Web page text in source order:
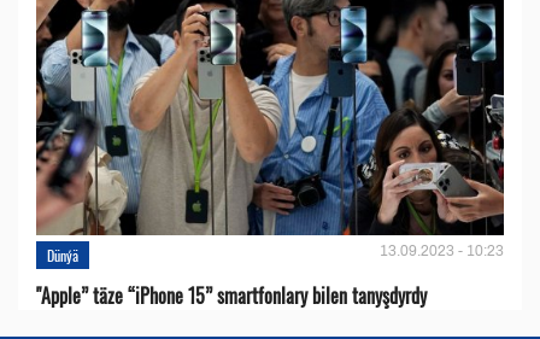
Dünýä 13.09.2023 - 10:23
"Apple” täze “iPhone 15” smartfonlary bilen tanyşdyrdy